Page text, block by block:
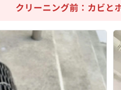
クリーニング前：カビと